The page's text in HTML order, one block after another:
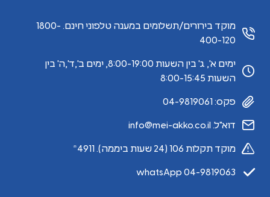
מוקד בירורים/תשלומים במענה טלפוני חינם. 1800-
400-120
ימים א', ג' בין השעות 8:00-19:00, ימים ב',ד',ה' בין
השעות 8:00-15:45
פקס: 04-9819061
דוא"ל. info@mei-akko.co.il
מוקד תקלות 106 (24 שעות ביממה). 4911*
whatsApp 04-9819063